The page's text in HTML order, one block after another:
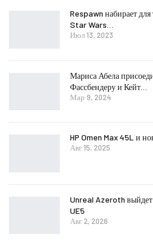
Respawn набирает для
Star Wars…
Июл 13, 2023
Мариса Абела
Фассбендеру и Кейт…
Мар 9, 2024
HP Omen Max 45L и
Авг 15, 2025
Unreal Azeroth выйдет
UE5
Авг 2, 2026